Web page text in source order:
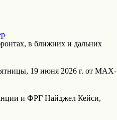
в ближних и дальних
19 июня 2026 г. от МАХ-
и ФРГ Найджел Кейси,